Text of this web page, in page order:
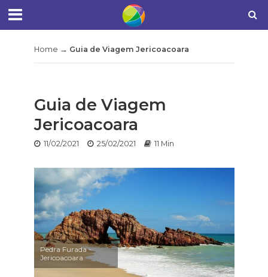
Home → Guia de Viagem Jericoacoara
Guia de Viagem
Jericoacoara
11/02/2021 25/02/2021 11 Min
Pedra Furada -
Jericoacoara